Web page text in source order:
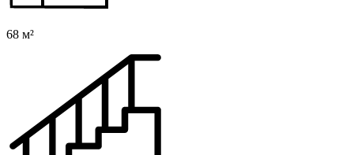
68 м²